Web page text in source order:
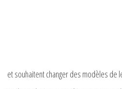
et souhaitent changer des modèles de